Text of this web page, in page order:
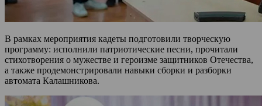
В рамках мероприятия кадеты подготовили творческую
программу: исполнили патриотические песни, прочитали
стихотворения о мужестве и героизме защитников Отечества,
а также продемонстрировали навыки сборки и разборки
автомата Калашникова.